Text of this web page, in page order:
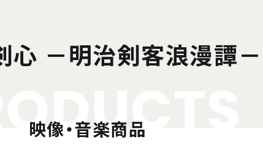
心 －明治剣客浪漫譚－
ODUC
映像・音楽商品